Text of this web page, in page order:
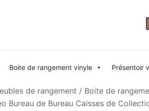
Boite de rangement vinyle Présentoir
de rangement / Boite de
Bureau de Bureau Caisses de